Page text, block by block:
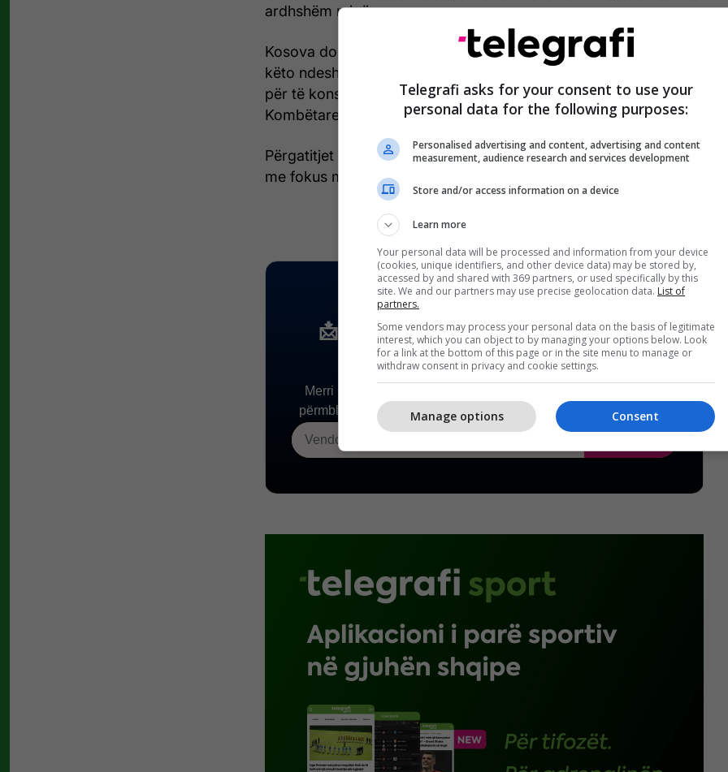
ardhshëm miqësor.
Kosova do të kërkojë një paraqitje pozitive ndaj Andorrës, teksa
këto ndeshje po shërbejnë si mundësi për të testuar lojtarët dhe
për të konsoliduar grupin para sfidave zyrtare që e presin
Kombëtaren në muajt e ardhshëm.
Përgatitjet e Dardanëve do të vazhdojnë edhe në ditët në vijim,
me fokus maksimal drejt miqësores së dytë.
Telegrafi asks for your consent to use your
personal data for the following purposes:
Personalised advertising and content, advertising and content
measurement, audience research and services development
Store and/or access information on a device
Learn more
Your personal data will be processed and information from your device
(cookies, unique identifiers, and other device data) may be stored by,
accessed by and shared with 369 partners, or used specifically by this
site. We and our partners may use precise geolocation data. List of
partners.
Some vendors may process your personal data on the basis of legitimate
interest, which you can object to by managing your options below. Look
for a link at the bottom of this page or in the site menu to manage or
withdraw consent in privacy and cookie settings.
Consent
Manage options